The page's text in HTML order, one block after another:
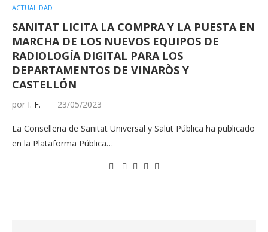
ACTUALIDAD
SANITAT LICITA LA COMPRA Y LA PUESTA EN
MARCHA DE LOS NUEVOS EQUIPOS DE
RADIOLOGÍA DIGITAL PARA LOS
DEPARTAMENTOS DE VINARÒS Y
CASTELLÓN
por I. F. 23/05/2023
La Conselleria de Sanitat Universal y Salut Pública ha publicado
en la Plataforma Pública…